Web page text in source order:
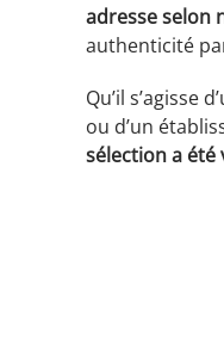
adresse selon
authenticité
Qu’il s’agisse
ou d’un
sélection a